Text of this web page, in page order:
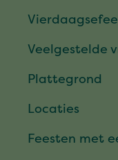
Veelgestelde
Plattegrond
Locaties
Feesten met